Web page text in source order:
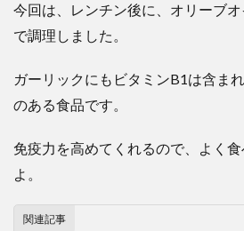
今回は、レンチン後に、オリーブ
で調理しました。
ガーリックにもビタミンB1は含ま
のある食品です。
免疫力を高めてくれるので、よく
よ。
関連記事